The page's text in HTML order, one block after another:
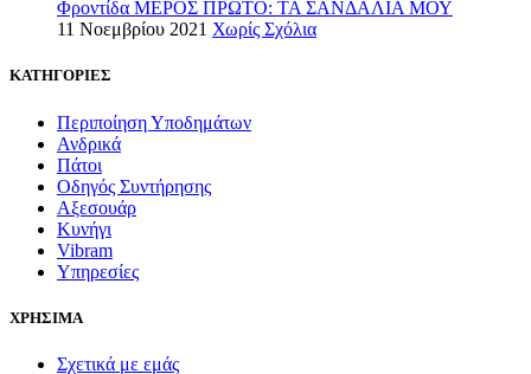
Φροντίδα ΜΕΡΟΣ ΠΡΩΤΟ: ΤΑ ΣΑΝΔΑΛΙΑ ΜΟΥ
11 Νοεμβρίου 2021 Χωρίς Σχόλια
ΚΑΤΗΓΟΡΙΕΣ
Περιποίηση Υποδημάτων
Ανδρικά
Πάτοι
Οδηγός Συντήρησης
Αξεσουάρ
Κυνήγι
Vibram
Υπηρεσίες
ΧΡΗΣΙΜΑ
Σχετικά με εμάς